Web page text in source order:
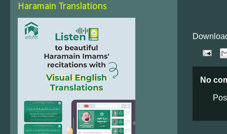
No
Haramain Translations